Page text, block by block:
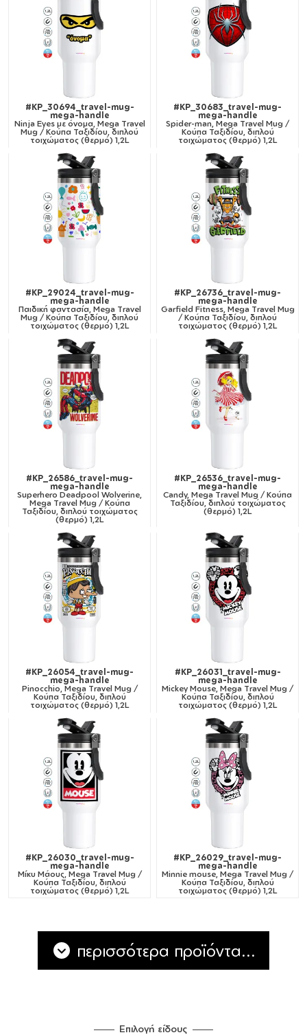
#KP_30694_travel-mug-
mega-handle
Ninja Eyes με όνομα, Mega Travel
Mug / Κούπα Ταξιδίου, διπλού
τοιχώματος (θερμό) 1,2L
#KP_30683_travel-mug-
mega-handle
Spider-man, Mega Travel Mug /
Κούπα Ταξιδίου, διπλού
τοιχώματος (θερμό) 1,2L
#KP_29024_travel-mug-
mega-handle
Παιδική φαντασία, Mega Travel
Mug / Κούπα Ταξιδίου, διπλού
τοιχώματος (θερμό) 1,2L
#KP_26736_travel-mug-
mega-handle
Garfield Fitness, Mega Travel Mug
/ Κούπα Ταξιδίου, διπλού
τοιχώματος (θερμό) 1,2L
#KP_26586_travel-mug-
mega-handle
Superhero Deadpool Wolverine,
Mega Travel Mug / Κούπα
Ταξιδίου, διπλού τοιχώματος
(θερμό) 1,2L
#KP_26536_travel-mug-
mega-handle
Candy, Mega Travel Mug / Κούπα
Ταξιδίου, διπλού τοιχώματος
(θερμό) 1,2L
#KP_26054_travel-mug-
mega-handle
Pinocchio, Mega Travel Mug /
Κούπα Ταξιδίου, διπλού
τοιχώματος (θερμό) 1,2L
#KP_26031_travel-mug-
mega-handle
Mickey Mouse, Mega Travel Mug /
Κούπα Ταξιδίου, διπλού
τοιχώματος (θερμό) 1,2L
#KP_26030_travel-mug-
mega-handle
Μίκυ Μάους, Mega Travel Mug /
Κούπα Ταξιδίου, διπλού
τοιχώματος (θερμό) 1,2L
#KP_26029_travel-mug-
mega-handle
Minnie mouse, Mega Travel Mug /
Κούπα Ταξιδίου, διπλού
τοιχώματος (θερμό) 1,2L
περισσότερα προϊόντα...
Επιλογή είδους